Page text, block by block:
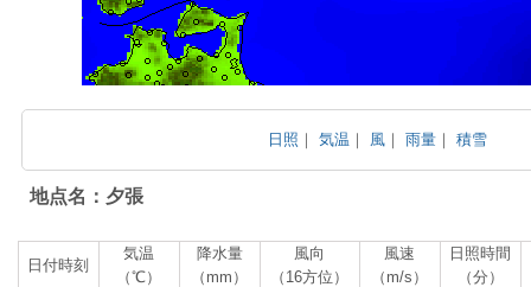
日照 ｜気温 ｜ 風 ｜雨量 ｜積雪
地点名：夕張
日付時刻
気温
（℃）
降水量
（mm）
風向
（16方位）
風速
（m/s）
日照時間
（分）